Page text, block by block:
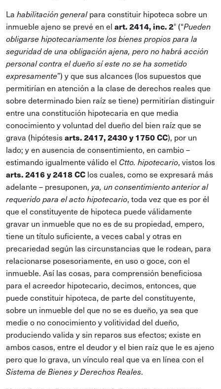
La habilitación generalpara constituir hipoteca sobre un
inmueble ajeno se prevé en el art. 2414, inc. 2° (“Pueden
obligarse hipotecariamente los bienes propios para la
seguridad de una obligación ajena, pero no habrá acción
personal contra el dueño sí este no se ha sometido
expresamente”) y que sus alcances (los supuestos que
permitirían en atención a la clase de derechos reales que
sobre determinado bien raíz se tiene) permitirían distinguir
entre una constitución hipotecaria en que media
conocimiento y voluntad del dueño del bien raíz que se
grava (hipótesisarts. 2417, 2430 y 1750 CC), por un
lado; y en ausencia de consentimiento, en cambio –
estimando igualmente válido el Ctto. hipotecario, vistos los
arts. 2416 y 2418 CC los cuales, como se expresará más
adelante – presuponen, ya, un consentimiento anterioral
requerido para el acto hipotecario, toda vez que es por él
que el constituyente de hipoteca puede válidamente
gravar un inmueble que no es de su propiedad, empero,
tiene un título suficiente, a veces cabal y otras en
precariedad según las circunstancias que le rodean, para
relacionarse posesoriamente, en uso o goce, con el
inmueble. Así las cosas, para comprensión beneficiosa
para el acreedor hipotecario, decimos, entonces, que
puede constituir hipoteca, de parte del constituyente,
sobre un inmueble del que no se es dueño, ya sea que
medie o no conocimiento y volitividad del dueño,
produciendo valida y sin reparos sus efectos; existe en
ambos casos, entre el deudor y el bien raíz que le es ajeno
pero que lo grava, un vínculo real que va en línea con el
Sistema de Bienes y Derechos Reales.